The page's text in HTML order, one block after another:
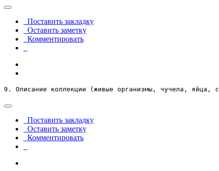
Поставить закладку
Оставить заметку
Комментировать
9. Описание коллекции (живые организмы, чучела, яйца,
Поставить закладку
Оставить заметку
Комментировать